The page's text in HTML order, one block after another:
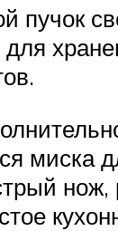
пучок
для
миска
нож,